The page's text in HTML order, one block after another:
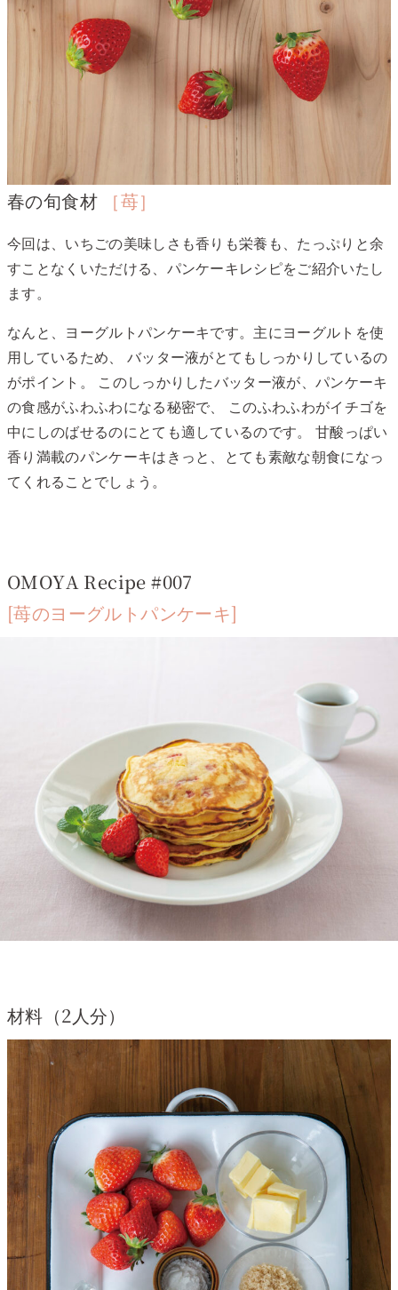
春の旬食材 ［苺］
今回は、いちごの美味しさも香りも栄養も、たっぷりと余
すことなくいただける、パンケーキレシピをご紹介いたし
ます。
なんと、ヨーグルトパンケーキです。主にヨーグルトを使
用しているため、 バッター液がとてもしっかりしているの
がポイント。 このしっかりしたバッター液が、パンケーキ
の食感がふわふわになる秘密で、 このふわふわがイチゴを
中にしのばせるのにとても適しているのです。 甘酸っぱい
香り満載のパンケーキはきっと、とても素敵な朝食になっ
てくれることでしょう。
OMOYA Recipe #007
[苺のヨーグルトパンケーキ]
材料（2人分）